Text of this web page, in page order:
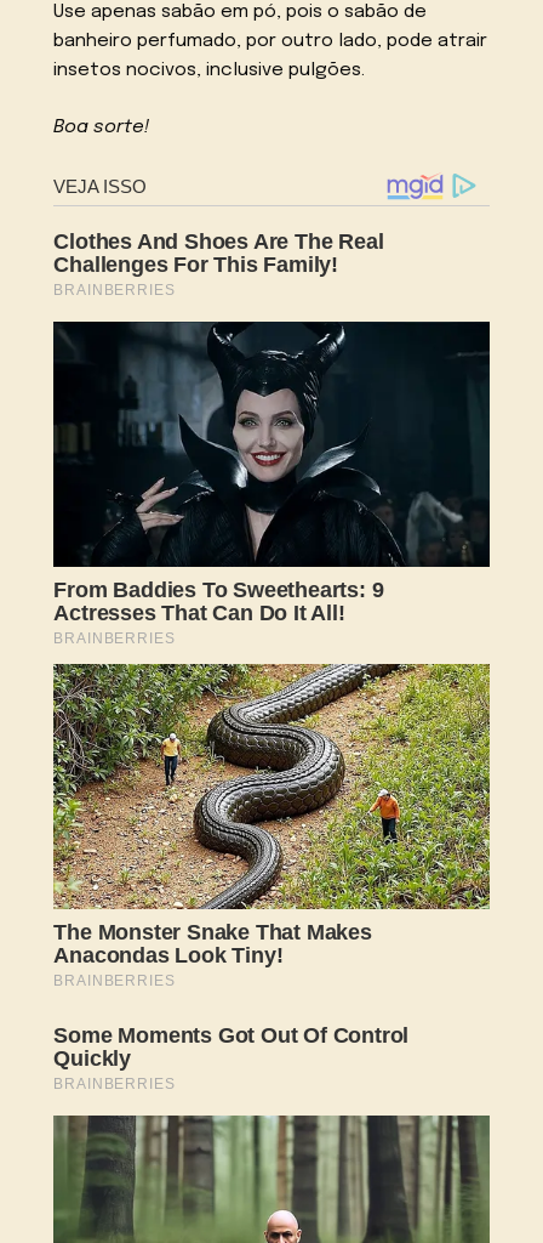
Use apenas sabão em pó, pois o sabão de
banheiro perfumado, por outro lado, pode atrair
insetos nocivos, inclusive pulgões.
Boa sorte!